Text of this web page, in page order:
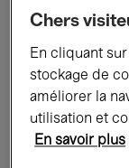
Tous les
Expositions
Chers
En cliquant
stockage de
améliorer la
utilisation et
En savoir plus